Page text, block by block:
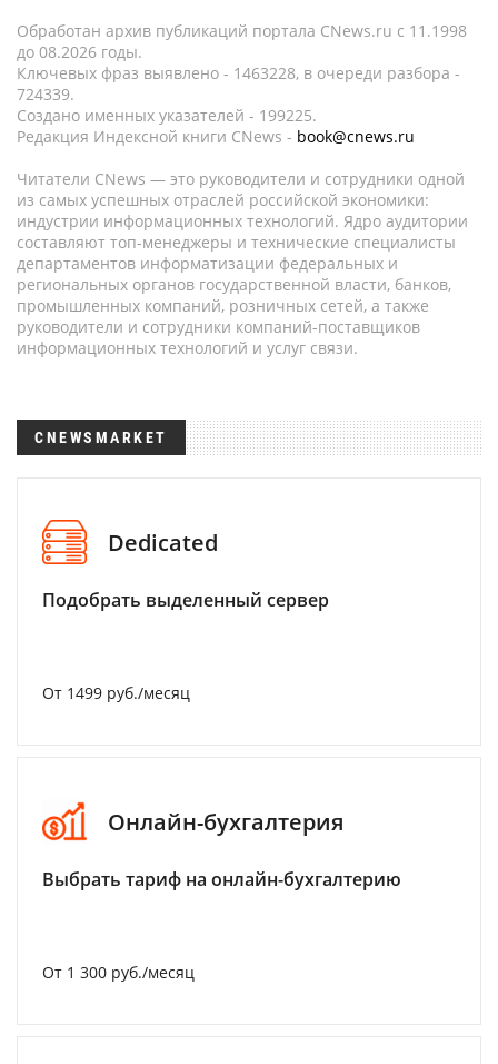
Обработан архив публикаций портала CNews.ru c 11.1998
до 08.2026 годы.
Ключевых фраз выявлено - 1463228, в очереди разбора -
724339.
Создано именных указателей - 199225.
Редакция Индексной книги CNews - book@cnews.ru
Читатели CNews — это руководители и сотрудники одной
из самых успешных отраслей российской экономики:
индустрии информационных технологий. Ядро аудитории
составляют топ-менеджеры и технические специалисты
департаментов информатизации федеральных и
региональных органов государственной власти, банков,
промышленных компаний, розничных сетей, а также
руководители и сотрудники компаний-поставщиков
информационных технологий и услуг связи.
CNEWSMARKET
Dedicated
Подобрать выделенный сервер
От 1499 руб./месяц
Онлайн-бухгалтерия
Выбрать тариф на онлайн-бухгалтерию
От 1 300 руб./месяц